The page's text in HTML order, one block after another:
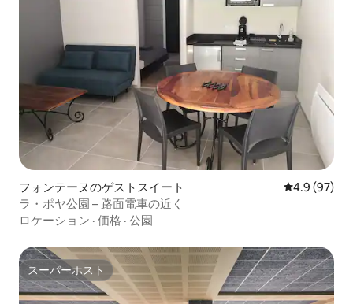
フォンテーヌのゲストスイート レビュー97
4.9 (97)
ラ・ポヤ公園 – 路面電車の近く
ロケーション · 価格 · 公園
スーパーホスト
スーパーホスト